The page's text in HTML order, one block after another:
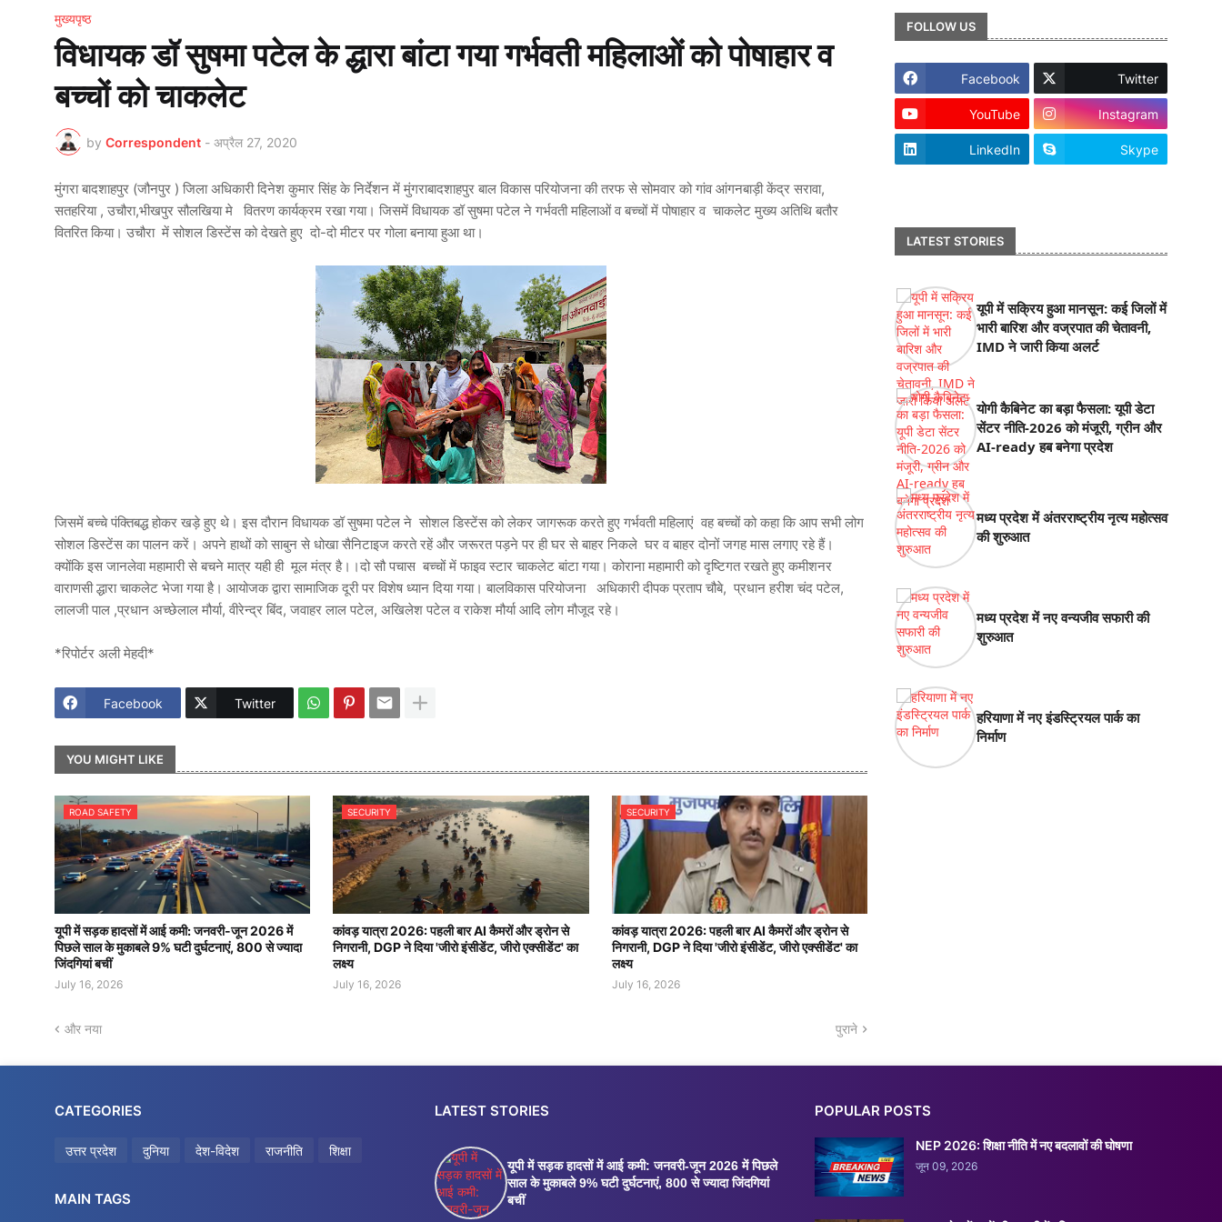
मुख्यपृष्ठ
विधायक डॉ सुषमा पटेल के द्धारा बांटा गया गर्भवती महिलाओं को पोषाहार व
बच्चों को चाकलेट
by Correspondent - अप्रैल 27, 2020
मुंगरा बादशाहपुर (जौनपुर ) जिला अधिकारी दिनेश कुमार सिंह के निर्देशन में मुंगराबादशाहपुर बाल विकास परियोजना की तरफ से सोमवार को गांव आंगनबाड़ी केंद्र सरावा,
सतहरिया , उचौरा,भीखपुर सौलखिया मे वितरण कार्यक्रम रखा गया। जिसमें विधायक डॉ सुषमा पटेल ने गर्भवती महिलाओं व बच्चों में पोषाहार व चाकलेट मुख्य अतिथि बतौर
वितरित किया। उचौरा में सोशल डिस्टेंस को देखते हुए दो-दो मीटर पर गोला बनाया हुआ था।
जिसमें बच्चे पंक्तिबद्ध होकर खड़े हुए थे। इस दौरान विधायक डॉ सुषमा पटेल ने सोशल डिस्टेंस को लेकर जागरूक करते हुए गर्भवती महिलाएं वह बच्चों को कहा कि आप सभी लोग
सोशल डिस्टेंस का पालन करें। अपने हाथों को साबुन से धोखा सैनिटाइज करते रहें और जरूरत पड़ने पर ही घर से बाहर निकले घर व बाहर दोनों जगह मास लगाए रहे हैं।
क्योंकि इस जानलेवा महामारी से बचने मात्र यही ही मूल मंत्र है।।दो सौ पचास बच्चों में फाइव स्टार चाकलेट बांटा गया। कोराना महामारी को दृष्टिगत रखते हुए कमीशनर
वाराणसी द्धारा चाकलेट भेजा गया है। आयोजक द्वारा सामाजिक दूरी पर विशेष ध्यान दिया गया। बालविकास परियोजना अधिकारी दीपक प्रताप चौबे, प्रधान हरीश चंद पटेल,
लालजी पाल ,प्रधान अच्छेलाल मौर्या, वीरेन्द्र बिंद, जवाहर लाल पटेल, अखिलेश पटेल व राकेश मौर्या आदि लोग मौजूद रहे।
*रिपोर्टर अली मेहदी*
Facebook Twitter
YOU MIGHT LIKE
ROAD SAFETY
यूपी में सड़क हादसों में आई कमी: जनवरी-जून 2026 में
पिछले साल के मुकाबले 9% घटी दुर्घटनाएं, 800 से ज्यादा
जिंदगियां बचीं
July 16, 2026
SECURITY
कांवड़ यात्रा 2026: पहली बार AI कैमरों और ड्रोन से
निगरानी, DGP ने दिया 'जीरो इंसीडेंट, जीरो एक्सीडेंट' का
लक्ष्य
July 16, 2026
SECURITY
कांवड़ यात्रा 2026: पहली बार AI कैमरों और ड्रोन से
निगरानी, DGP ने दिया 'जीरो इंसीडेंट, जीरो एक्सीडेंट' का
लक्ष्य
July 16, 2026
और नया पुराने
FOLLOW US
Facebook Twitter
YouTube Instagram
LinkedIn Skype
LATEST STORIES
यूपी में सक्रिय हुआ मानसून: कई जिलों में
भारी बारिश और वज्रपात की चेतावनी,
IMD ने जारी किया अलर्ट
योगी कैबिनेट का बड़ा फैसला: यूपी डेटा
सेंटर नीति-2026 को मंजूरी, ग्रीन और
AI-ready हब बनेगा प्रदेश
मध्य प्रदेश में अंतरराष्ट्रीय नृत्य महोत्सव
की शुरुआत
मध्य प्रदेश में नए वन्यजीव सफारी की
शुरुआत
हरियाणा में नए इंडस्ट्रियल पार्क का
निर्माण
CATEGORIES
उत्तर प्रदेश दुनिया देश-विदेश राजनीति शिक्षा
MAIN TAGS
LATEST STORIES
यूपी में सड़क हादसों में आई कमी: जनवरी-जून 2026 में पिछले
साल के मुकाबले 9% घटी दुर्घटनाएं, 800 से ज्यादा जिंदगियां
बचीं
POPULAR POSTS
NEP 2026: शिक्षा नीति में नए बदलावों की घोषणा
जून 09, 2026